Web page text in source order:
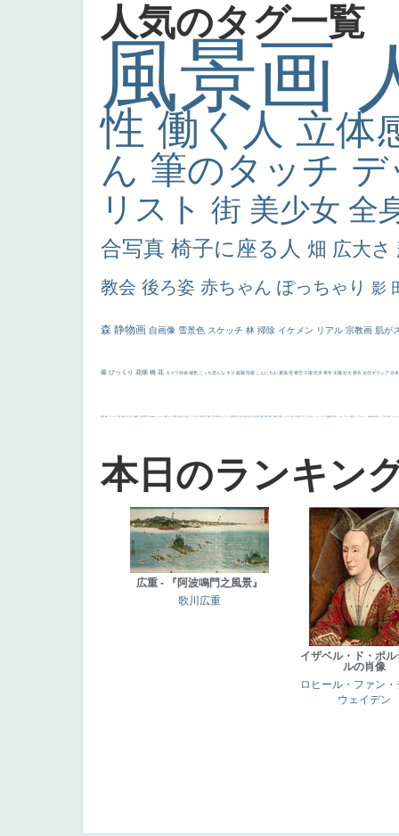
人気のタグ一覧
風景画
性 働く人 立体
ん 筆のタッチ
リスト 街 美少女 全
合写真 椅子に座る人 畑 広大さ
教会 後ろ姿 赤ちゃん ぽっちゃり 影
森 静物画 自画像 雪景色 スケッチ 林 掃除 イケメン リアル 宗教画 肌が
厳 びっくり 花畑 橋 花 カメラ目線 補色 こっち見んな キス 庭園 部屋 こんにちわ 素描 塔 青空 工場 巨木 青年 太陽 壮大 着衣 古代ギリシア 日
画質 last ヴィーナス 剣 白人少女 食事中 山本芳翠 麦 alciato ハーレム 女神 ローマ教皇 奥行き 火起こし シスター 東方の三博士 114514 かっこいい 受胎告知 天から覗き込む顔 設計図 挿絵 群衆 親子 裸婦 可愛い ピサロ ＃名画で学ぶ「たるみ」 ニーソックス 躍動感 黄色 こわい コート 畦道 レンブラント・ sekkusu 暖かい バブみ 靴下 ショッ
本日のランキン
広重 - 『阿波鳴門之風景』
歌川広重
イザベル・ド・ポル
ルの肖像
ロヒール・ファン・
ウェイデン